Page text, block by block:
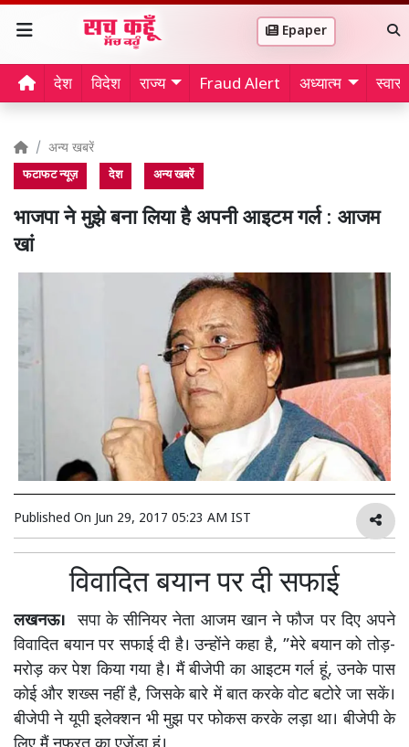
Epaper
देश विदेश राज्य Fraud Alert अध्यात्म
अन्य खबरें
फटाफट न्यूज़ देश अन्य खबरें
भाजपा ने मुझे बना लिया है अपनी आइटम गर्ल : आजम
खां
Published On Jun 29, 2017 05:23 AM IST
विवादित बयान पर दी सफाई
लखनऊ। सपा के सीनियर नेता आजम खान ने फौज पर दिए अपने
विवादित बयान पर सफाई दी है। उन्होंने कहा है, ”मेरे बयान को तोड़-
मरोड़ कर पेश किया गया है। मैं बीजेपी का आइटम गर्ल हूं, उनके पास
कोई और शख्स नहीं है, जिसके बारे में बात करके वोट बटोरे जा सकें।
बीजेपी ने यूपी इलेक्शन भी मुझ पर फोकस करके लड़ा था। बीजेपी के